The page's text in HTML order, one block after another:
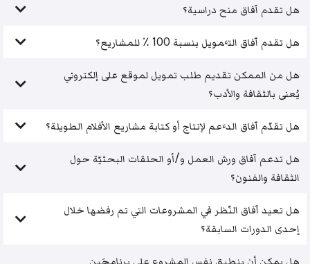
هل تقدم آفاق منح دراسية؟
هل تقدم آفاق التَّمويل بنسبة 100 ٪ للمشاريع؟
هل من الممكن تقديم طلب تمويل لموقع على إلكتروني
يُعنى بالثقافة والأدب؟
هل تقدّم آفاق الدَّعم لإنتاج أو كتابة مشاريع الأفلام الطويلة؟
هل تدعم آفاق ورش العمل و/أو الحلقات البحثيّة حول
الثقافة والفنون؟
هل تعيد آفاق النّظر في المشروعات التي تم رفضها خلال
إحدى الدورات السابقة؟
هل يمكن أن ينطبق نفس المشروع على برنامجَين